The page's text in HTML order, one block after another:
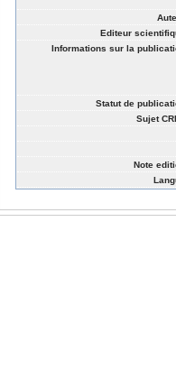
Editeur
Informations sur la
Statut de
Sujet
Note